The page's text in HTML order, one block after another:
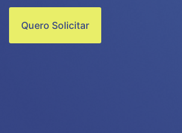
Quero Solicitar